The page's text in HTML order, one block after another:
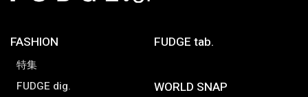
FASHION
特集
FUDGE dig.
FUDGE tab.
WORLD SNAP